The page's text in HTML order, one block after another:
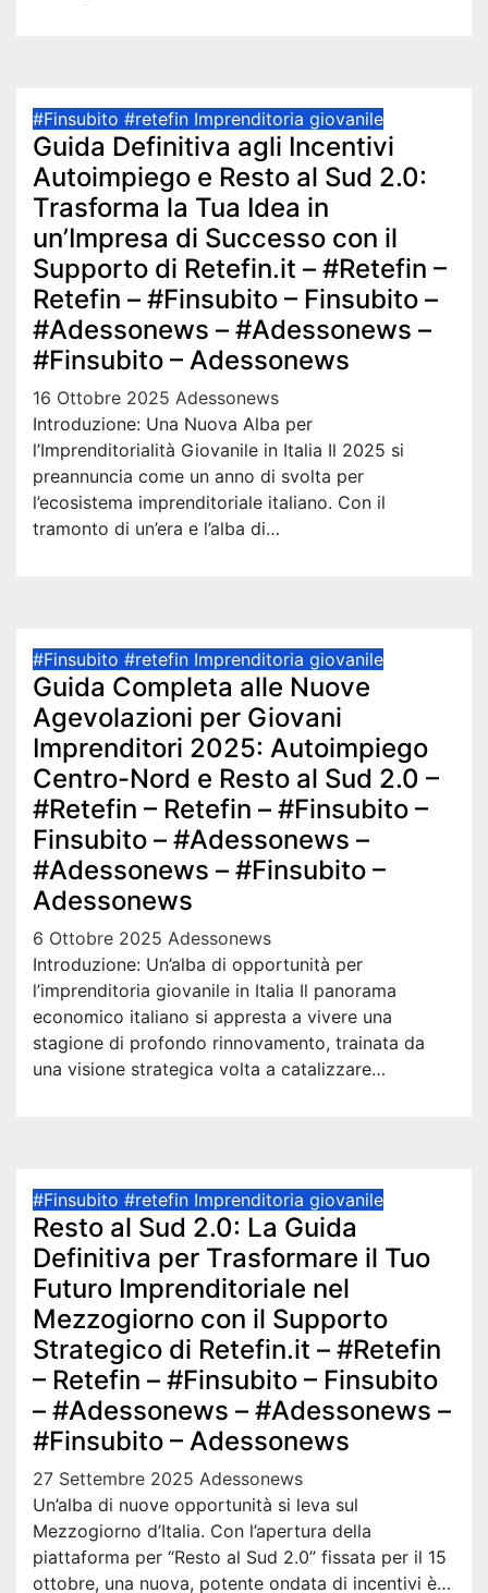
#Finsubito #retefin Imprenditoria giovanile
Guida Definitiva agli Incentivi
Autoimpiego e Resto al Sud 2.0:
Trasforma la Tua Idea in
un’Impresa di Successo con il
Supporto di Retefin.it – #Retefin –
Retefin – #Finsubito – Finsubito –
#Adessonews – #Adessonews –
#Finsubito – Adessonews
16 Ottobre 2025 Adessonews
Introduzione: Una Nuova Alba per
l’Imprenditorialità Giovanile in Italia Il 2025 si
preannuncia come un anno di svolta per
l’ecosistema imprenditoriale italiano. Con il
tramonto di un’era e l’alba di…
#Finsubito #retefin Imprenditoria giovanile
Guida Completa alle Nuove
Agevolazioni per Giovani
Imprenditori 2025: Autoimpiego
Centro-Nord e Resto al Sud 2.0 –
#Retefin – Retefin – #Finsubito –
Finsubito – #Adessonews –
#Adessonews – #Finsubito –
Adessonews
6 Ottobre 2025 Adessonews
Introduzione: Un’alba di opportunità per
l’imprenditoria giovanile in Italia Il panorama
economico italiano si appresta a vivere una
stagione di profondo rinnovamento, trainata da
una visione strategica volta a catalizzare…
#Finsubito #retefin Imprenditoria giovanile
Resto al Sud 2.0: La Guida
Definitiva per Trasformare il Tuo
Futuro Imprenditoriale nel
Mezzogiorno con il Supporto
Strategico di Retefin.it – #Retefin
– Retefin – #Finsubito – Finsubito
– #Adessonews – #Adessonews –
#Finsubito – Adessonews
27 Settembre 2025 Adessonews
Un’alba di nuove opportunità si leva sul
Mezzogiorno d’Italia. Con l’apertura della
piattaforma per “Resto al Sud 2.0” fissata per il 15
ottobre, una nuova, potente ondata di incentivi è…